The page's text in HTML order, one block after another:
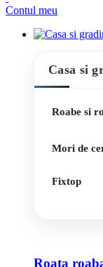
Contul meu
Casa si
Roabe si
Mori de
Fixtop
Roata